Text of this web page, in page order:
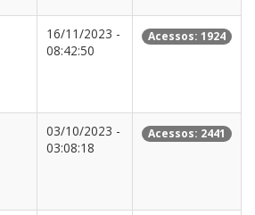
16/11/2023 -
08:42:50
Acessos: 1924
03/10/2023 -
03:08:18
Acessos: 2441